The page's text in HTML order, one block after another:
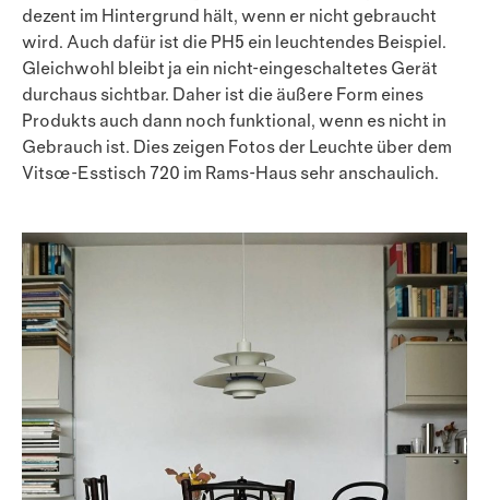
dezent im Hintergrund hält, wenn er nicht gebraucht
wird. Auch dafür ist die PH5 ein leuchtendes Beispiel.
Gleichwohl bleibt ja ein nicht-eingeschaltetes Gerät
durchaus sichtbar. Daher ist die äußere Form eines
Produkts auch dann noch funktional, wenn es nicht in
Gebrauch ist. Dies zeigen Fotos der Leuchte über dem
Vitsœ-Esstisch 720 im Rams-Haus sehr anschaulich.